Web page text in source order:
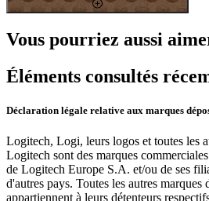
Vous pourriez aussi
Éléments consultés
Déclaration légale relative aux marques
Logitech, Logi, leurs logos et toutes les
Logitech sont des marques
de Logitech Europe S.A. et/ou de ses
d'autres pays. Toutes les autres marques
appartiennent à leurs détenteurs